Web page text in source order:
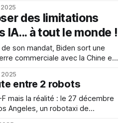
à moins de 80 km d'un des
situés en Caroline
des limitations
IA... à tout le monde !
son mandat, Biden sort une
commerciale avec la Chine et
de garder une avance de
sur l'
2025
entre 2 robots
mais la réalité : le 27 décembre
Angeles, un robotaxi de